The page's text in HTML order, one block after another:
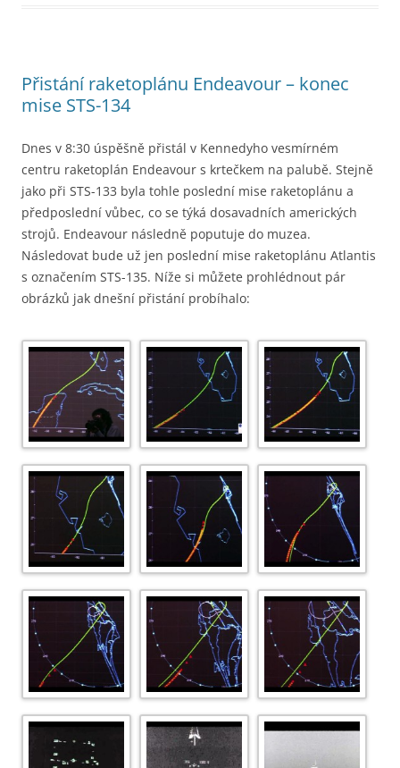
Přistání raketoplánu Endeavour – konec
mise STS-134
Dnes v 8:30 úspěšně přistál v Kennedyho vesmírném
centru raketoplán Endeavour s krtečkem na palubě. Stejně
jako při STS-133 byla tohle poslední mise raketoplánu a
předposlední vůbec, co se týká dosavadních amerických
strojů. Endeavour následně poputuje do muzea.
Následovat bude už jen poslední mise raketoplánu Atlantis
s označením STS-135. Níže si můžete prohlédnout pár
obrázků jak dnešní přistání probíhalo: